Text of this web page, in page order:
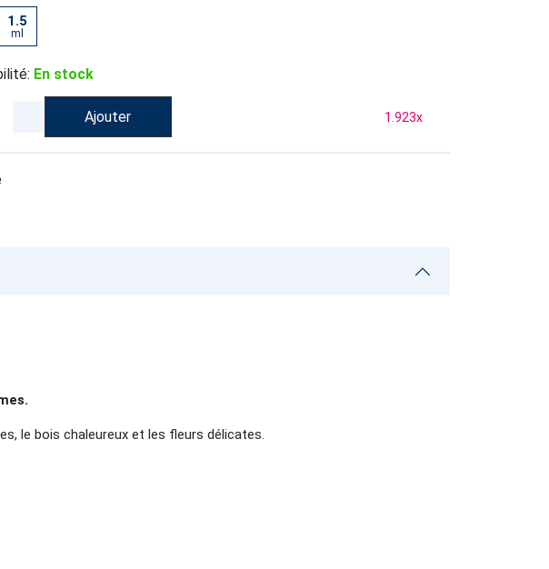
1.5
ml
En stock
Ajouter 1.923x
le bois chaleureux et les fleurs délicates.